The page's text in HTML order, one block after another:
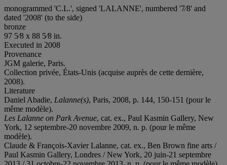
monogrammed 'C.L.', signed 'LALANNE', numbered '7⁄8' and
dated '2008' (to the side)
bronze
97 5⁄8 x 88 5⁄8 in.
Executed in 2008
Provenance
JGM galerie, Paris.
Collection privée, États-Unis (acquise auprès de cette dernière,
2008).
Literature
Daniel Abadie, Lalanne(s), Paris, 2008, p. 144, 150-151 (pour le
même modèle).
Les Lalanne on Park Avenue, cat. ex., Paul Kasmin Gallery, New
York, 12 septembre-20 novembre 2009, n. p. (pour le même
modèle).
Claude & François-Xavier Lalanne, cat. ex., Ben Brown fine arts /
Paul Kasmin Gallery, Londres / New York, 20 juin-21 septembre